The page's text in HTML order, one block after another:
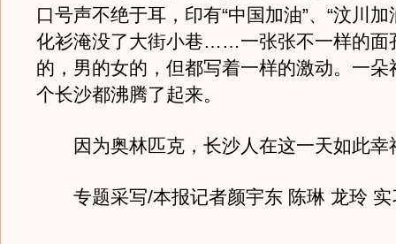
口号声不绝于耳，印有“中国加油”、“汶川加
化衫淹没了大街小巷……一张张不一样的面
的，男的女的，但都写着一样的激动。一朵
个长沙都沸腾了起来。
因为奥林匹克，长沙人在这一天如此幸
专题采写/本报记者颜宇东 陈琳 龙玲 实